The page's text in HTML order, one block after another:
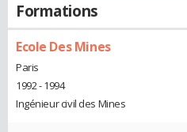
Formations
Ecole Des Mines
Paris
1992 - 1994
Ingénieur civil des Mines